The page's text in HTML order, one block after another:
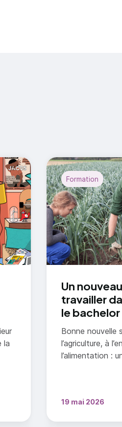
la
Un
travailler
le
Bonne nouvelle
l’agriculture, à
l’alimentation :
19 mai 2026
Formation